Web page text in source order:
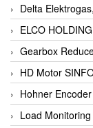
Delta
ELCO
Gearbox
HD Motor
Hohner Encoder
Load